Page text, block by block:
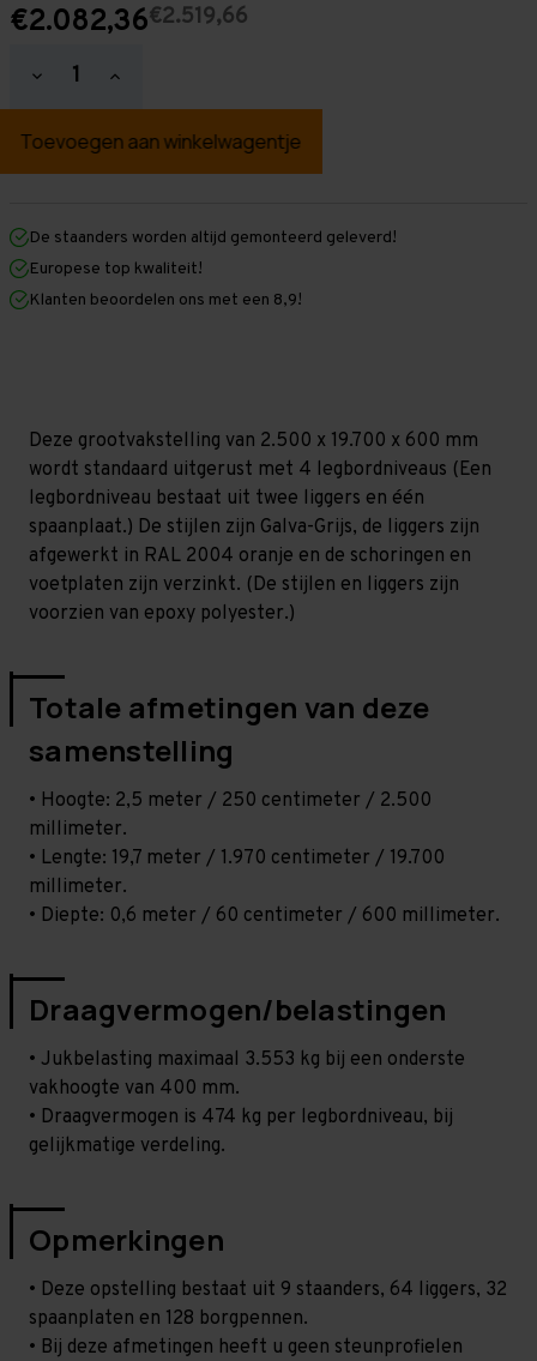
€2.082,36€2.519,66
Hoeveelheid
verlagen
Grootvakstelling
mm
mm
x
600
mm
Hoeveelheid
verhogen
Grootvakstelling
mm
mm
600
mm
De staanders worden altijd gemonteerd geleverd!
Europese top kwaliteit!
Klanten beoordelen ons met een 8,9!
Deze grootvakstelling van 2.500 x 19.700 x 600 mm
wordt standaard uitgerust met 4 legbordniveaus (Een
legbordniveau bestaat uit twee liggers en één
spaanplaat.) De stijlen zijn Galva-Grijs, de liggers zijn
afgewerkt in RAL 2004 oranje en de schoringen en
voetplaten zijn verzinkt. (De stijlen en liggers zijn
voorzien van epoxy polyester.)
Totale afmetingen van deze
samenstelling
• Hoogte: 2,5 meter / 250 centimeter / 2.500
millimeter.
• Lengte: 19,7 meter / 1.970 centimeter / 19.700
millimeter.
• Diepte: 0,6 meter / 60 centimeter / 600 millimeter.
Draagvermogen/belastingen
• Jukbelasting maximaal 3.553 kg bij een onderste
vakhoogte van 400 mm.
• Draagvermogen is 474 kg per legbordniveau, bij
gelijkmatige verdeling.
Opmerkingen
• Deze opstelling bestaat uit 9 staanders, 64 liggers, 32
spaanplaten en 128 borgpennen.
• Bij deze afmetingen heeft u geen steunprofielen